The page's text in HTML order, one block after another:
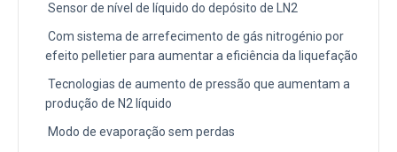
Sensor de nível de líquido do depósito de LN2
Com sistema de arrefecimento de gás nitrogénio por
efeito pelletier para aumentar a eficiência da liquefação
Tecnologias de aumento de pressão que aumentam a
produção de N2 líquido
Modo de evaporação sem perdas